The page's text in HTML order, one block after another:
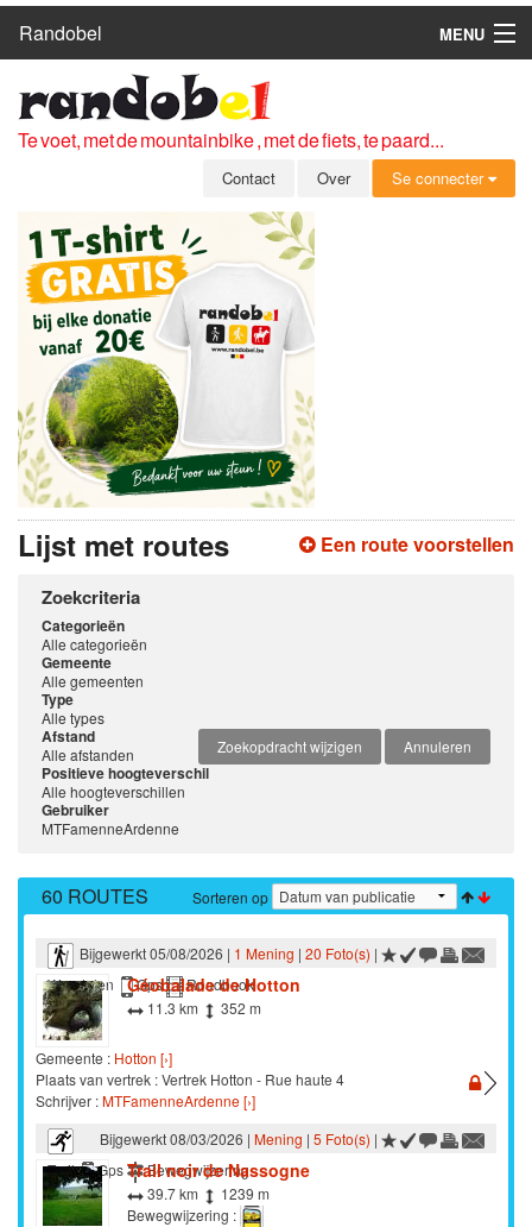
Randobel
MENU
ROUTES
CLUBS
OVER
LEDEN
ZICH AANMELDEN
GRATIS REGISTRATIE
WACHTWOORD VERGETEN
Te voet, met de mountainbike , met de fiets, te paard...
Contact Over Se connecter
Een route voorstellen
Lijst met routes
Zoekcriteria
Categorieën
Alle categorieën
Gemeente
Alle gemeenten
Type
Alle types
Zoekopdracht wijzigen
Annuleren
Afstand
Alle afstanden
Positieve hoogteverschil
Alle hoogteverschillen
Gebruiker
MTFamenneArdenne
Sorteren op
60 ROUTES
Bijgewerkt 05/08/2026 | 1 Mening | 20 Foto(s) |
Wandelen
Gps Roadbook
Géobalade de Hotton
11.3 km 352 m
Gemeente : Hotton [›]
Plaats van vertrek : Vertrek Hotton - Rue haute 4
Schrijver :MTFamenneArdenne [›]
Bijgewerkt 08/03/2026 | Mening | 5 Foto(s) |
Trail
Gps Bewegwijzering
Trail noir de Nassogne
39.7 km
1239 m
Bewegwijzering :